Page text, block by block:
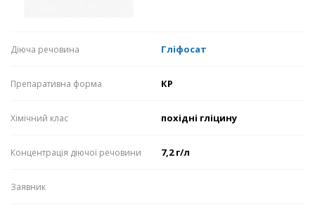
Діюча речовина Гліфосат
Препаративна форма КР
Хімічний клас похідні гліцину
Концентрація діючої речовини 7,2 г/л
Заявник